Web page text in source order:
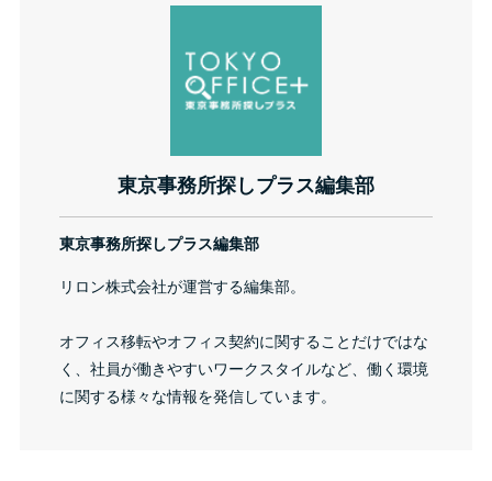
東京事務所探しプラス編集部
東京事務所探しプラス編集部
リロン株式会社が運営する編集部。
オフィス移転やオフィス契約に関することだけではな
く、社員が働きやすいワークスタイルなど、働く環境
に関する様々な情報を発信しています。